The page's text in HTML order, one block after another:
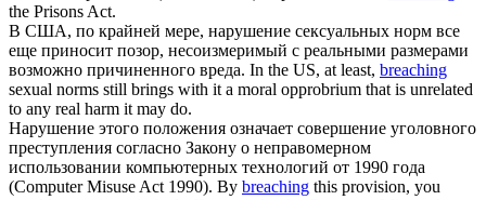
the Prisons Act.
В США, по крайней мере, нарушение сексуальных норм все
еще приносит позор, несоизмеримый с реальными размерами
возможно причиненного вреда. In the US, at least, breaching
sexual norms still brings with it a moral opprobrium that is unrelated
to any real harm it may do.
Нарушение этого положения означает совершение уголовного
преступления согласно Закону о неправомерном
использовании компьютерных технологий от 1990 года
(Computer Misuse Act 1990). By breaching this provision, you